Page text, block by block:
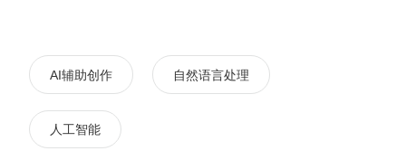
AI辅助创作 自然语言处理
人工智能